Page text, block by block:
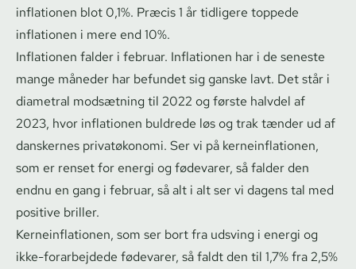
inflationen blot 0,1%. Præcis 1 år tidligere toppede
inflationen i mere end 10%.
Inflationen falder i februar. Inflationen har i de seneste
mange måneder har befundet sig ganske lavt. Det står i
diametral modsætning til 2022 og første halvdel af
2023, hvor inflationen buldrede løs og trak tænder ud af
danskernes privatøkonomi. Ser vi på ker­ne­in­f­la­tio­nen,
som er renset for energi og fødevarer, så falder den
endnu en gang i februar, så alt i alt ser vi dagens tal med
positive briller.
Ker­ne­in­f­la­tio­nen, som ser bort fra udsving i energi og
ikke-forarbejdede fødevarer, så faldt den til 1,7% fra 2,5%